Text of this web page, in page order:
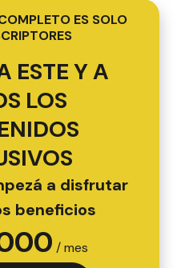
ES SOLO
ESTE Y A
LOS
a disfrutar
beneficios
/ mes